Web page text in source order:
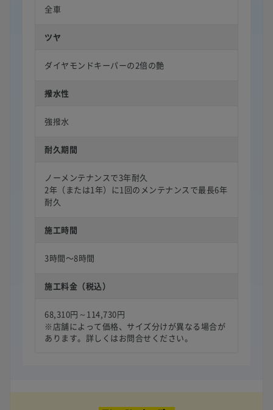
全車
ツヤ
ダイヤモンドキーパーの2倍の艶
撥水性
強撥水
耐久期間
ノーメンテナンスで3年耐久
2年（または1年）に1回のメンテナンスで最長6年
耐久
施工時間
3時間〜8時間
施工料金（税込）
68,310円～114,730円
※店舗によって価格、サイズ分けが異なる場合が
あります。詳しくはお問合せください。